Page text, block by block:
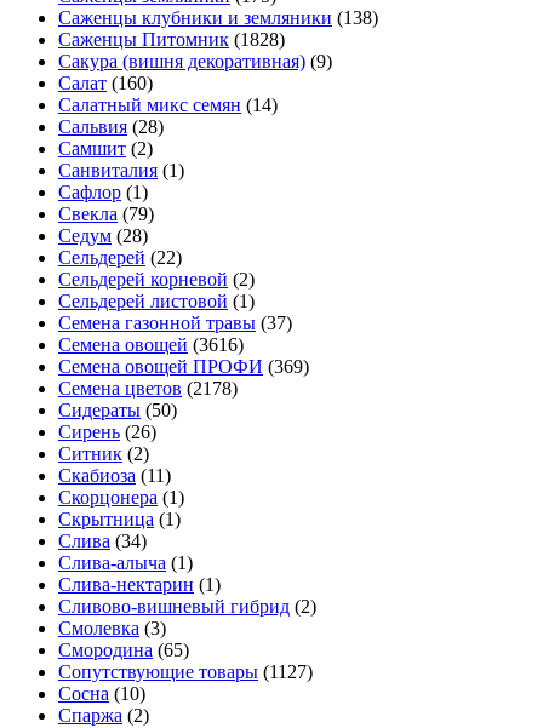
Саженцы клубники и земляники (138)
Саженцы Питомник (1828)
Сакура (вишня декоративная) (9)
Салат (160)
Салатный микс семян (14)
Сальвия (28)
Самшит (2)
Санвиталия (1)
Сафлор (1)
Свекла (79)
Седум (28)
Сельдерей (22)
Сельдерей корневой (2)
Сельдерей листовой (1)
Семена газонной травы (37)
Семена овощей (3616)
Семена овощей ПРОФИ (369)
Семена цветов (2178)
Сидераты (50)
Сирень (26)
Ситник (2)
Скабиоза (11)
Скорцонера (1)
Скрытница (1)
Слива (34)
Слива-алыча (1)
Слива-нектарин (1)
Сливово-вишневый гибрид (2)
Смолевка (3)
Смородина (65)
Сопутствующие товары (1127)
Сосна (10)
Спаржа (2)